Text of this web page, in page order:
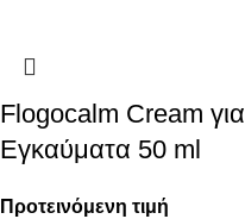
Flogocalm Cream για
Εγκαύματα 50 ml
Προτεινόμενη τιμή